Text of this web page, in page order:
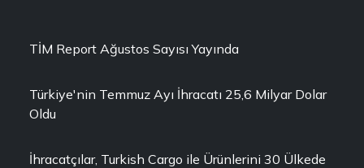
TİM Report Ağustos Sayısı Yayında
Türkiye'nin Temmuz Ayı İhracatı 25,6 Milyar Dolar
Oldu
İhracatçılar, Turkish Cargo ile Ürünlerini 30 Ülkede